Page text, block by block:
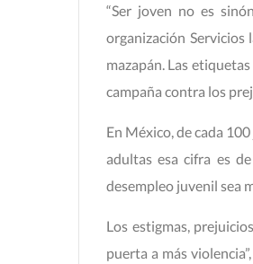
“Ser joven no es
organización Servicios
mazapán. Las
campaña contra los
En México, de cada
adultas esa cifra es
desempleo juvenil sea
Los estigmas,
puerta a más